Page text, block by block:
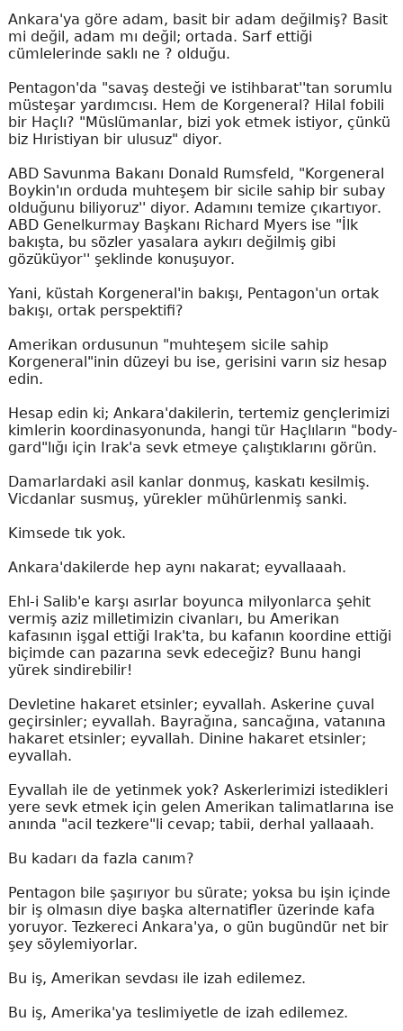
Ankara'ya göre adam, basit bir adam değilmiş? Basit
mi değil, adam mı değil; ortada. Sarf ettiği
cümlelerinde saklı ne ? olduğu.
Pentagon'da "savaş desteği ve istihbarat''tan sorumlu
müsteşar yardımcısı. Hem de Korgeneral? Hilal fobili
bir Haçlı? "Müslümanlar, bizi yok etmek istiyor, çünkü
biz Hıristiyan bir ulusuz" diyor.
ABD Savunma Bakanı Donald Rumsfeld, "Korgeneral
Boykin'ın orduda muhteşem bir sicile sahip bir subay
olduğunu biliyoruz'' diyor. Adamını temize çıkartıyor.
ABD Genelkurmay Başkanı Richard Myers ise "İlk
bakışta, bu sözler yasalara aykırı değilmiş gibi
gözüküyor'' şeklinde konuşuyor.
Yani, küstah Korgeneral'in bakışı, Pentagon'un ortak
bakışı, ortak perspektifi?
Amerikan ordusunun "muhteşem sicile sahip
Korgeneral"inin düzeyi bu ise, gerisini varın siz hesap
edin.
Hesap edin ki; Ankara'dakilerin, tertemiz gençlerimizi
kimlerin koordinasyonunda, hangi tür Haçlıların "body-
gard"lığı için Irak'a sevk etmeye çalıştıklarını görün.
Damarlardaki asil kanlar donmuş, kaskatı kesilmiş.
Vicdanlar susmuş, yürekler mühürlenmiş sanki.
Kimsede tık yok.
Ankara'dakilerde hep aynı nakarat; eyvallaaah.
Ehl-i Salib'e karşı asırlar boyunca milyonlarca şehit
vermiş aziz milletimizin civanları, bu Amerikan
kafasının işgal ettiği Irak'ta, bu kafanın koordine ettiği
biçimde can pazarına sevk edeceğiz? Bunu hangi
yürek sindirebilir!
Devletine hakaret etsinler; eyvallah. Askerine çuval
geçirsinler; eyvallah. Bayrağına, sancağına, vatanına
hakaret etsinler; eyvallah. Dinine hakaret etsinler;
eyvallah.
Eyvallah ile de yetinmek yok? Askerlerimizi istedikleri
yere sevk etmek için gelen Amerikan talimatlarına ise
anında "acil tezkere"li cevap; tabii, derhal yallaaah.
Bu kadarı da fazla canım?
Pentagon bile şaşırıyor bu sürate; yoksa bu işin içinde
bir iş olmasın diye başka alternatifler üzerinde kafa
yoruyor. Tezkereci Ankara'ya, o gün bugündür net bir
şey söylemiyorlar.
Bu iş, Amerikan sevdası ile izah edilemez.
Bu iş, Amerika'ya teslimiyetle de izah edilemez.